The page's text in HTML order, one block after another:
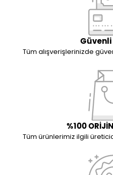
Güvenli
Tüm alışverişlerinizde
%100
Tüm ürünlerimiz ilgili